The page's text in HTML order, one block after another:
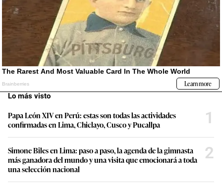
Lo más visto
Papa León XIV en Perú: estas son todas las actividades
confirmadas en Lima, Chiclayo, Cusco y Pucallpa
1
Simone Biles en Lima: paso a paso, la agenda de la gimnasta
más ganadora del mundo y una visita que emocionará a toda
una selección nacional
2